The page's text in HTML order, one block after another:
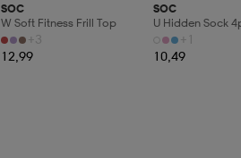
SOC
W Soft Fitness Frill Top
+3
12,99
SOC
U Hidden Sock
+1
10,49